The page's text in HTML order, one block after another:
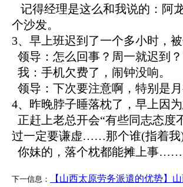
记得经理是这么和我说的：阿
个沙发。
3、早上班迟到了一个多小时，
领导：怎么回事？周一就迟到？
我：手机欠费了，闹钟没响。
领导：下次要注意啊，特别是月
4、昨晚脖子睡落枕了，早上因
正赶上老总开会“有些同志态度
过一定要谦虚……那个谁(指着
你妹的，落个枕都能摊上事……
下一信息： 【山西太原劳务派遣的优势】